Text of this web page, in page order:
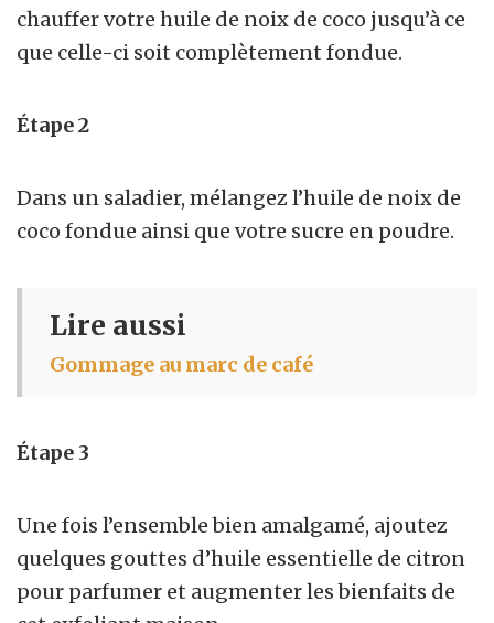
chauffer votre huile de noix de coco jusqu’à ce
que celle-ci soit complètement fondue.
Étape 2
Dans un saladier, mélangez l’huile de noix de
coco fondue ainsi que votre sucre en poudre.
Lire aussi
Gommage au marc de café
Étape 3
Une fois l’ensemble bien amalgamé, ajoutez
quelques gouttes d’huile essentielle de citron
pour parfumer et augmenter les bienfaits de